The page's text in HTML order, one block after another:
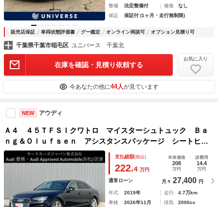
整備
法定整備付 修復
なし
保証
保証付 (1ヶ月・走行無制限)
販売店保証 車両状態評価書 グー鑑定 オンライン商談可 オプション見積り可
千葉県千葉市稲毛区 ユニバース 千葉北
在庫を確認・見積り依頼する
お気に入り
今あなたの他に44人が見ています
NEW アウディ
Ａ４ ４５ＴＦＳＩクワトロ マイスターシュトュック Ｂａ
ｎｇ＆Ｏｌｕｆｓｅｎ アシスタンスパッケージ シートヒー
ター ダンピングコントロールスポーツサスペンション パー
シャルレザー プライバシーガラス マトリクスＬＥＤヘッド
支払総額(税込)
222.4 万円
本体価格
208
万円
諸費用
14.4
万円
通常ローン 月々 27,400 円
年式 2019年 走行
4.7万km
車検
2026年11月 排気
2000cc